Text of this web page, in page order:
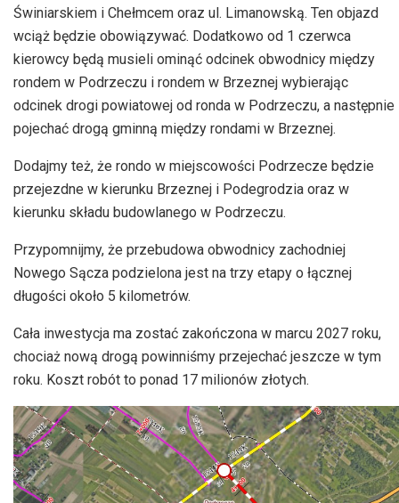
Świniarskiem i Chełmcem oraz ul. Limanowską. Ten objazd
wciąż będzie obowiązywać. Dodatkowo od 1 czerwca
kierowcy będą musieli ominąć odcinek obwodnicy między
rondem w Podrzeczu i rondem w Brzeznej wybierając
odcinek drogi powiatowej od ronda w Podrzeczu, a następnie
pojechać drogą gminną między rondami w Brzeznej.
Dodajmy też, że rondo w miejscowości Podrzecze będzie
przejezdne w kierunku Brzeznej i Podegrodzia oraz w
kierunku składu budowlanego w Podrzeczu.
Przypomnijmy, że przebudowa obwodnicy zachodniej
Nowego Sącza podzielona jest na trzy etapy o łącznej
długości około 5 kilometrów.
Cała inwestycja ma zostać zakończona w marcu 2027 roku,
chociaż nową drogą powinniśmy przejechać jeszcze w tym
roku. Koszt robót to ponad 17 milionów złotych.